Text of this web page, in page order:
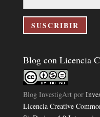
correo
electrónico
SUSCRIBIR
Blog con Licencia
Blog InvestigArtpor
Licencia Creative